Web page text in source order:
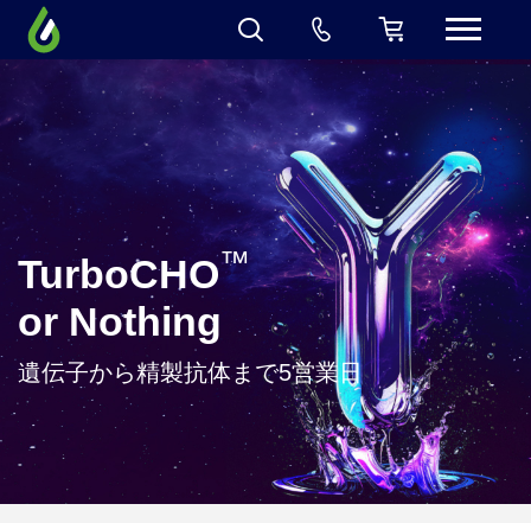
TurboCHO™
or Nothing
遺伝子から精製抗体まで5営業日